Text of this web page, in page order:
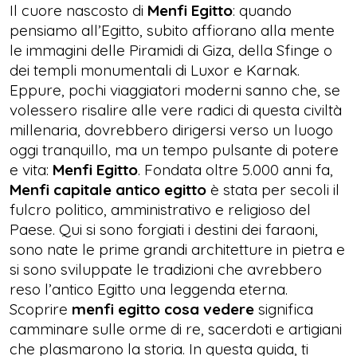
Il cuore nascosto di Menfi Egitto: quando
pensiamo all’Egitto, subito affiorano alla mente
le immagini delle Piramidi di Giza, della Sfinge o
dei templi monumentali di Luxor e Karnak.
Eppure, pochi viaggiatori moderni sanno che, se
volessero risalire alle vere radici di questa civiltà
millenaria, dovrebbero dirigersi verso un luogo
oggi tranquillo, ma un tempo pulsante di potere
e vita: Menfi Egitto. Fondata oltre 5.000 anni fa,
Menfi capitale antico egitto è stata per secoli il
fulcro politico, amministrativo e religioso del
Paese. Qui si sono forgiati i destini dei faraoni,
sono nate le prime grandi architetture in pietra e
si sono sviluppate le tradizioni che avrebbero
reso l’antico Egitto una leggenda eterna.
Scoprire menfi egitto cosa vedere significa
camminare sulle orme di re, sacerdoti e artigiani
che plasmarono la storia. In questa guida, ti